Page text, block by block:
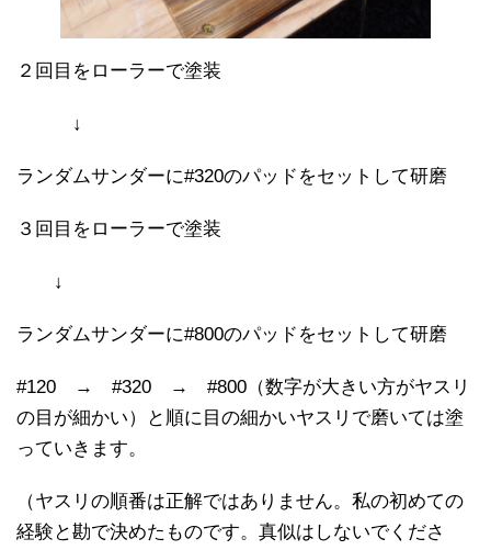
２回目をローラーで塗装
↓
ランダムサンダーに#320のパッドをセットして研磨
３回目をローラーで塗装
↓
ランダムサンダーに#800のパッドをセットして研磨
#120 → #320 → #800（数字が大きい方がヤスリ
の目が細かい）と順に目の細かいヤスリで磨いては塗
っていきます。
（ヤスリの順番は正解ではありません。私の初めての
経験と勘で決めたものです。真似はしないでくださ